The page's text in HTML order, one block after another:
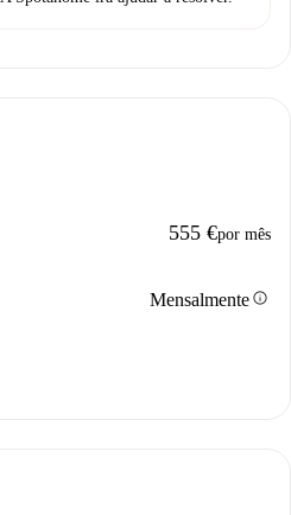
555 €por mês
Mensalmenteinfo